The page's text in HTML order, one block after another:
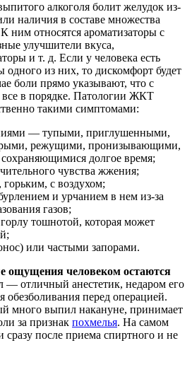
алкоголя болит желудок из-
наличия в составе множества
ним относятся ароматизаторы с
улучшители вкуса,
и т. д. Если у человека есть
одного из них, то дискомфорт будет
боли прямо указывают, что с
все в порядке. Патологии ЖКТ
такими симптомами:
— тупыми, приглушенными,
режущими, пронизывающими,
долгое время;
чувства жжения;
с воздухом;
и урчанием в нем из-за
газов;
тошнотой, которая может
или частыми запорами.
ощущения человеком остаются
— отличный анестетик, недаром его
обезболивания перед операцией.
много выпил накануне, принимает
за признак похмелья. На самом
сразу после приема спиртного и не